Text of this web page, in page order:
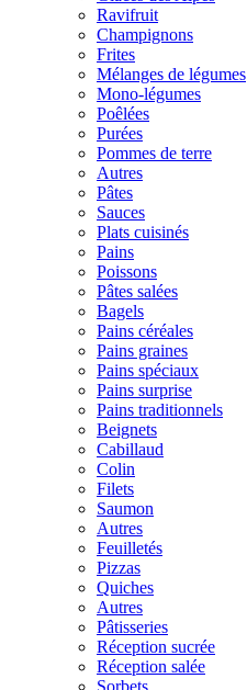
Ravifruit
Champignons
Frites
Mélanges de légumes
Mono-légumes
Poêlées
Purées
Pommes de terre
Autres
Pâtes
Sauces
Plats cuisinés
Pains
Poissons
Pâtes salées
Bagels
Pains céréales
Pains graines
Pains spéciaux
Pains surprise
Pains traditionnels
Beignets
Cabillaud
Colin
Filets
Saumon
Autres
Feuilletés
Pizzas
Quiches
Autres
Pâtisseries
Réception sucrée
Réception salée
Sorbets